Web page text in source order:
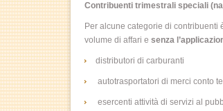
Contribuenti trimestrali speciali
Per alcune categorie di contribuenti
volume di affari e senza
distributori di carburanti
autotrasportatori di merci conto
esercenti attività di servizi al